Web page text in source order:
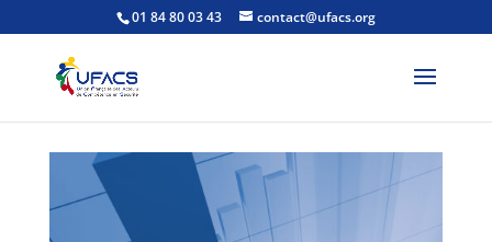
01 84 80 03 43 contact@ufacs.org